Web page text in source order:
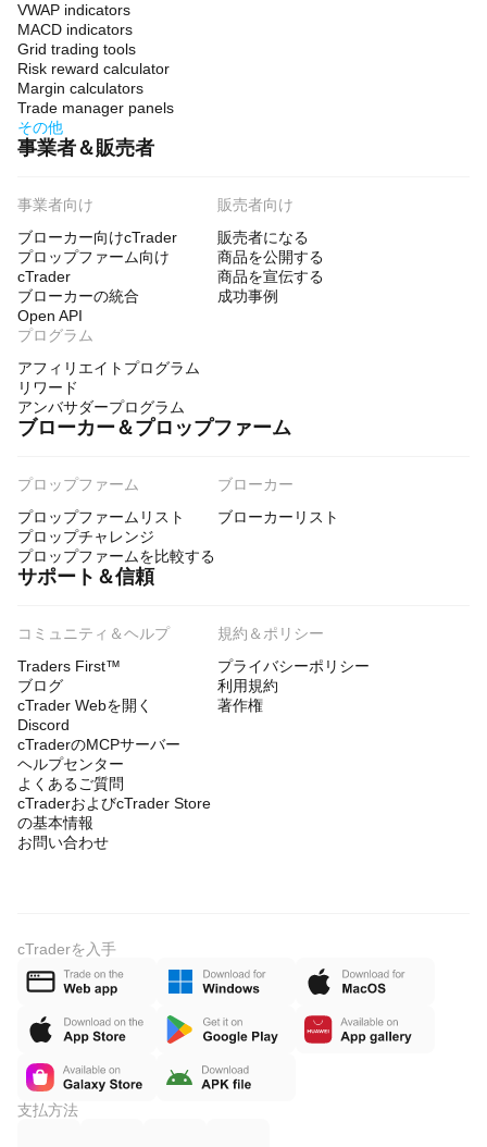
VWAP indicators
MACD indicators
Grid trading tools
Risk reward calculator
Margin calculators
Trade manager panels
その他
事業者＆販売者
事業者向け
ブローカー向けcTrader
プロップファーム向け
cTrader
ブローカーの統合
Open API
販売者向け
販売者になる
商品を公開する
商品を宣伝する
成功事例
プログラム
アフィリエイトプログラム
リワード
アンバサダープログラム
ブローカー＆プロップファーム
プロップファーム
プロップファームリスト
プロップチャレンジ
プロップファームを比較する
ブローカー
ブローカーリスト
サポート＆信頼
コミュニティ＆ヘルプ
Traders First™
ブログ
cTrader Webを開く
Discord
cTraderのMCPサーバー
ヘルプセンター
よくあるご質問
cTraderおよびcTrader Store
の基本情報
お問い合わせ
規約＆ポリシー
プライバシーポリシー
利用規約
著作権
cTraderを入手
支払方法